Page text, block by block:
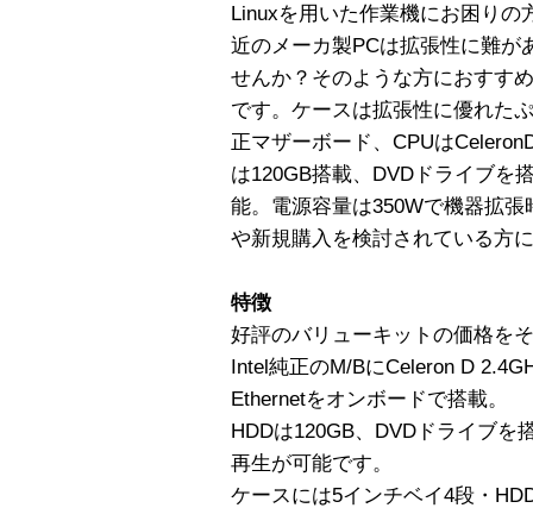
Linuxを用いた作業機にお困りの
近のメーカ製PCは拡張性に難が
せんか？そのような方におすす
です。ケースは拡張性に優れた
正マザーボード、CPUは
は120GB搭載、DVDドライブを
能。電源容量は350Wで機器拡
や新規購入を検討されている方
特徴
好評のバリューキットの価格を
Intel純正のM/BにCeleron D
Ethernetをオンボードで搭載。
HDDは120GB、DVDドライブを
再生が可能です。
ケースには5インチベイ4段・